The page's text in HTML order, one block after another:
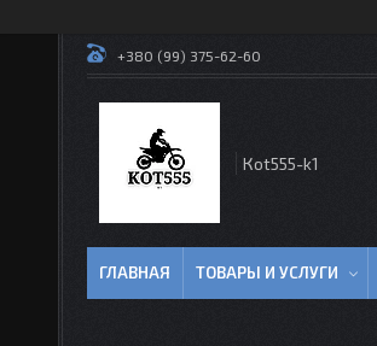
+380 (99) 375-62-60
Кot555-k1
ГЛАВНАЯ ТОВАРЫ И УСЛУГИ